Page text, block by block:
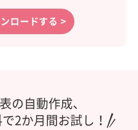
ロードする >
の自動作成、
2か月間お試し！